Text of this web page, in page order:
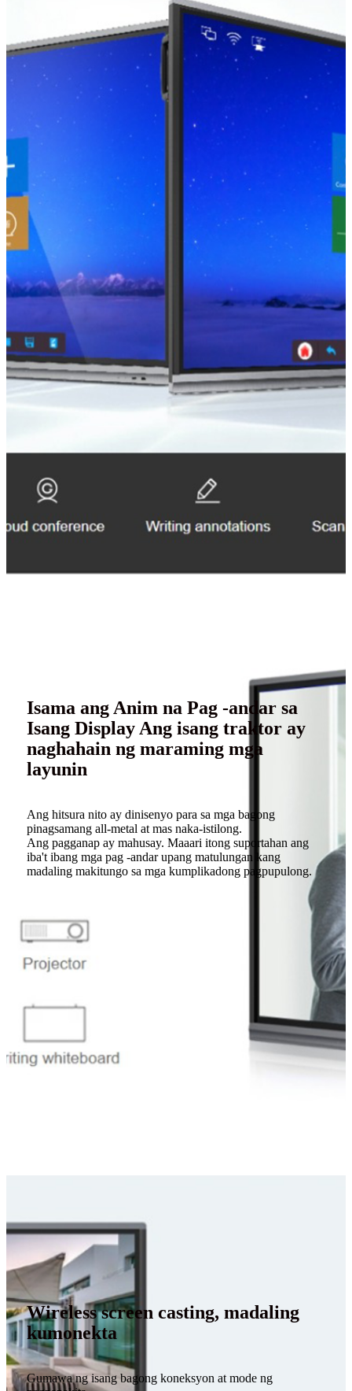
Isama ang Anim na Pag -andar sa
Isang Display Ang isang traktor ay
naghahain ng maraming mga
layunin
Ang hitsura nito ay dinisenyo para sa mga bagong
pinagsamang all-metal at mas naka-istilong.
Ang pagganap ay mahusay. Maaari itong suportahan ang
iba't ibang mga pag -andar upang matulungan kang
madaling makitungo sa mga kumplikadong pagpupulong.
Wireless screen casting, madaling
kumonekta
Gumawa ng isang bagong koneksyon at mode ng